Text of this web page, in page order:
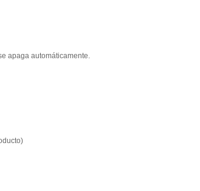
apaga automáticamente.